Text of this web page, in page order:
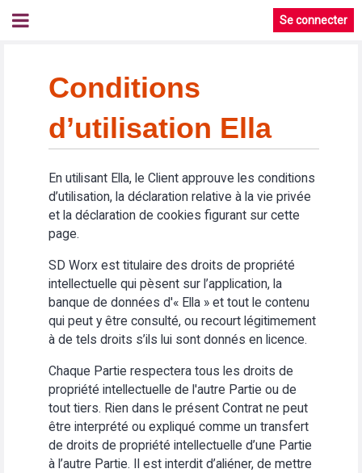
Se connecter
Conditions
d’utilisation Ella
En utilisant Ella, le Client approuve les conditions
d’utilisation, la déclaration relative à la vie privée
et la déclaration de cookies figurant sur cette
page.
SD Worx est titulaire des droits de propriété
intellectuelle qui pèsent sur l’application, la
banque de données d'« Ella » et tout le contenu
qui peut y être consulté, ou recourt légitimement
à de tels droits s’ils lui sont donnés en licence.
Chaque Partie respectera tous les droits de
propriété intellectuelle de l'autre Partie ou de
tout tiers. Rien dans le présent Contrat ne peut
être interprété ou expliqué comme un transfert
de droits de propriété intellectuelle d’une Partie
à l’autre Partie. Il est interdit d’aliéner, de mettre